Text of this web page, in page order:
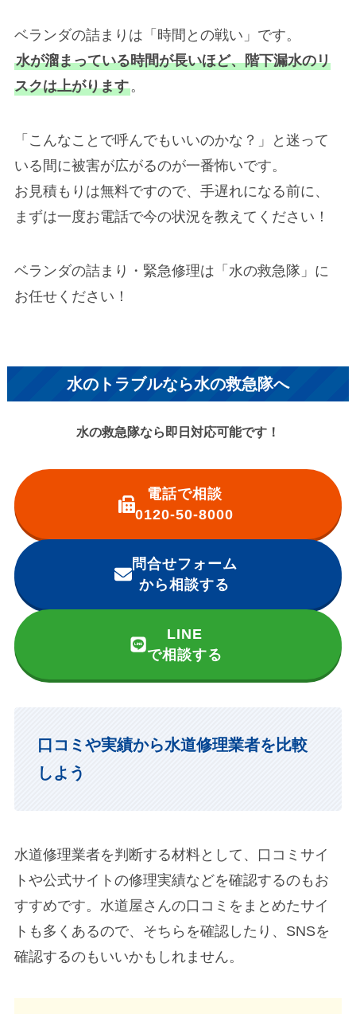
ベランダの詰まりは「時間との戦い」です。
水が溜まっている時間が長いほど、階下漏水のリ
スクは上がります。
「こんなことで呼んでもいいのかな？」と迷って
いる間に被害が広がるのが一番怖いです。
お見積もりは無料ですので、手遅れになる前に、
まずは一度お電話で今の状況を教えてください！
ベランダの詰まり・緊急修理は「水の救急隊」に
お任せください！
水のトラブルなら水の救急隊へ
水の救急隊なら即日対応可能です！
電話で相談
0120-50-8000
問合せフォーム
から相談する
LINE
で相談する
口コミや実績から水道修理業者を比較
しよう
水道修理業者を判断する材料として、口コミサイ
トや公式サイトの修理実績などを確認するのもお
すすめです。水道屋さんの口コミをまとめたサイ
トも多くあるので、そちらを確認したり、SNSを
確認するのもいいかもしれません。